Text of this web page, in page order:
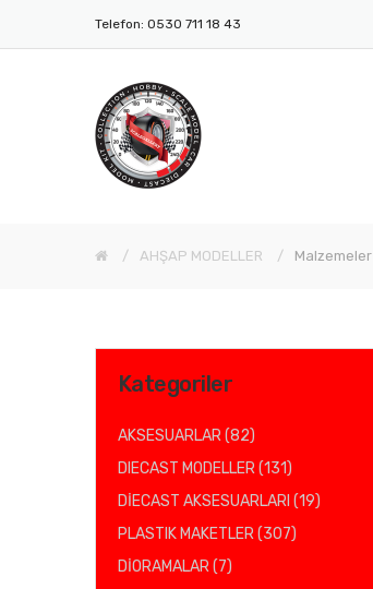
Telefon: 0530 711 18 43
AHŞAP MODELLER Malzemeler
Kategoriler
AKSESUARLAR (82)
DIECAST MODELLER (131)
DİECAST AKSESUARLARI (19)
PLASTIK MAKETLER (307)
DİORAMALAR (7)